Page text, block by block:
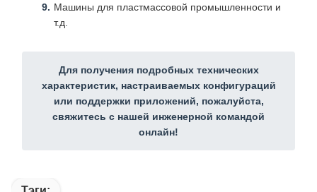
Машины для пластмассовой промышленности и
т.д.
Для получения подробных технических
характеристик, настраиваемых конфигураций
или поддержки приложений, пожалуйста,
свяжитесь с нашей инженерной командой
онлайн!